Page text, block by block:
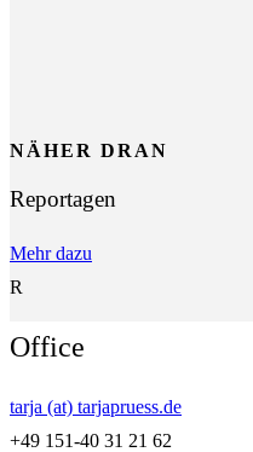
NÄHER DRAN
Reportagen
Mehr dazu
R
Office
tarja (at) tarjapruess.de
+49 151-40 31 21 62